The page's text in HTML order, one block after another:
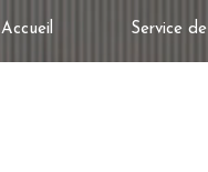
Accueil Service